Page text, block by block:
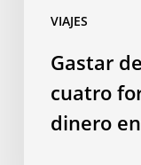
VIAJES
idiomasGastar
cuatro
dinero